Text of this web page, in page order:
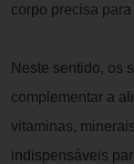
corpo precisa
Neste sentido, os
complementar a
vitaminas,
indispensáveis